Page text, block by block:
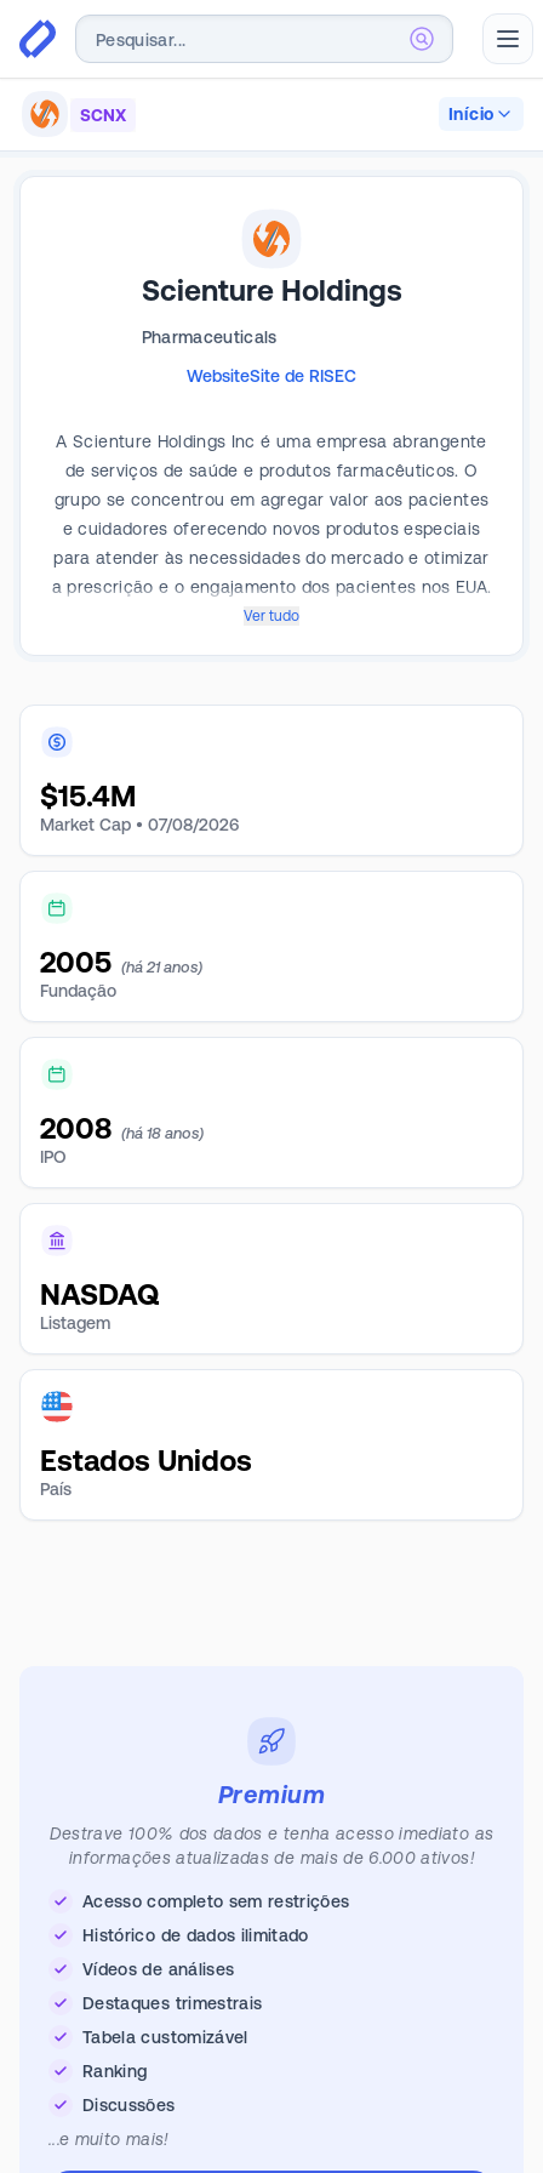
SCNX Início
Scienture Holdings
Pharmaceuticals
WebsiteSite de RISEC
A Scienture Holdings Inc é uma empresa abrangente
de serviços de saúde e produtos farmacêuticos. O
grupo se concentrou em agregar valor aos pacientes
e cuidadores oferecendo novos produtos especiais
para atender às necessidades do mercado e otimizar
a prescrição e o engajamento dos pacientes nos EUA.
Ver tudo
$15.4M
Market Cap • 07/08/2026
2005 (há 21 anos)
Fundação
2008 (há 18 anos)
IPO
NASDAQ
Listagem
Estados Unidos
País
Premium
Destrave 100% dos dados e tenha acesso imediato as
informações atualizadas de mais de 6.000 ativos!
Acesso completo sem restrições
Histórico de dados ilimitado
Vídeos de análises
Destaques trimestrais
Tabela customizável
Ranking
Discussões
...e muito mais!